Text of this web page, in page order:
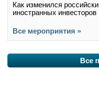
Как изменился
иностранных инвесторов
Все мероприятия »
Все